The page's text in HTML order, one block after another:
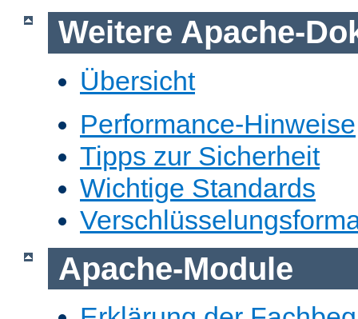
Weitere Apache-
Übersicht
Performance-Hinweise
Tipps zur Sicherheit
Wichtige Standards
Apache-Module